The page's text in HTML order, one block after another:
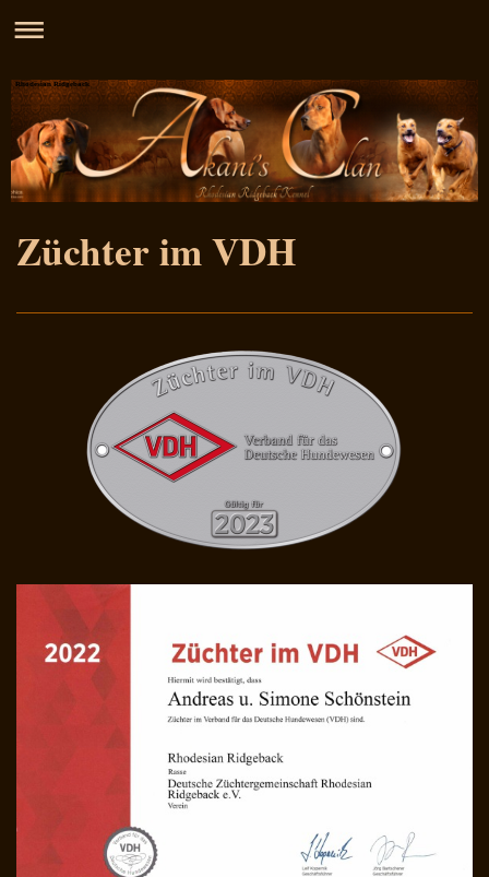
Rhodesian Ridgeback
Züchter im VDH